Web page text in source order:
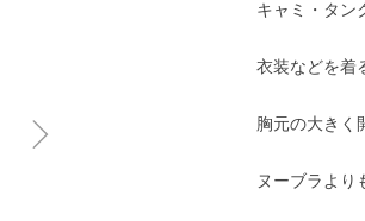
ꁇ
キャミ・タン
衣装などを着
胸元の大きく
ヌーブラより